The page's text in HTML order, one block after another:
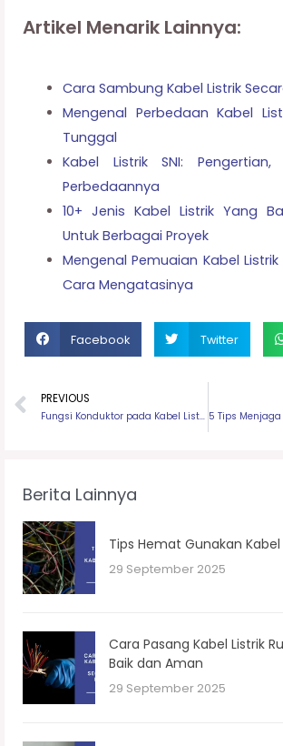
Artikel Menarik Lainnya:
Cara Sambung Kabel Listrik
Mengenal Perbedaan Kabel
Tunggal
Kabel Listrik SNI:
Perbedaannya
10+ Jenis Kabel Listrik Yang
Untuk Berbagai Proyek
Mengenal Pemuaian Kabel
Cara Mengatasinya
Facebook Twitter
PREVIOUS
Fungsi Konduktor pada Kabel Listrik
Berita Lainnya
Tips Hemat Gunakan
29 September 2025
Cara Pasang Kabel Listrik
Baik dan Aman
29 September 2025